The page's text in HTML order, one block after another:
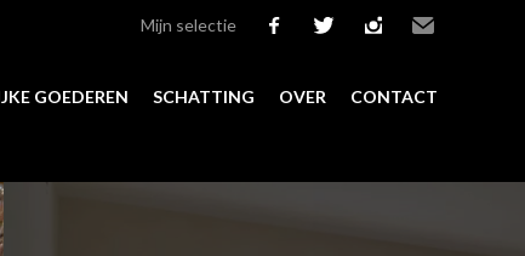
Mijn selectie
GOEDEREN SCHATTING OVER CONTACT